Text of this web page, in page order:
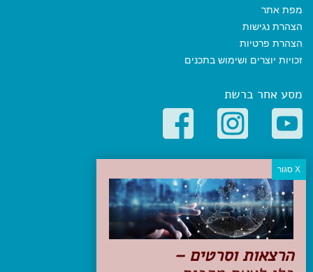
מפת אתר
הצהרת נגישות
הצהרת פרטיות
זכויות יוצרים ושימוש בתכנים
מסע אחר ברשת
קטגוריות פופולריות
יעדים
טיולים בישראל
מלונות בוטיק בישראל
טיפים והמלצות
הכנות לנסיעה
הרצאות וסרטים –